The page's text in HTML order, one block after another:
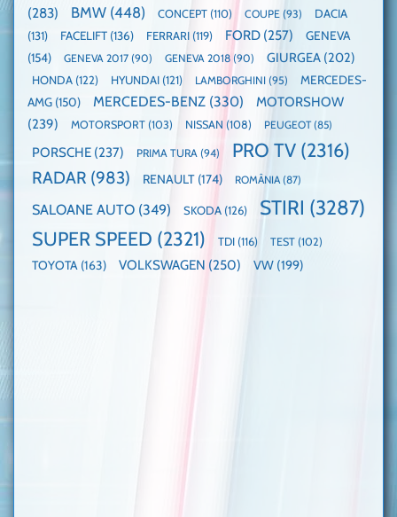
WCOTY
(283)
BMW (448) CONCEPT (110) COUPE (93)
DACIA
(131)
FACELIFT (136) FERRARI (119) FORD (257)
GENEVA
(154)
GENEVA 2017 (90) GENEVA 2018 (90) GIURGEA (202)
HONDA (122) HYUNDAI (121) LAMBORGHINI (95)
MERCEDES-
AMG (150) MERCEDES-BENZ (330)
MOTORSHOW
(239)
MOTORSPORT (103) NISSAN (108) PEUGEOT(85)
PORSCHE (237) PRIMA TURA (94) PRO TV (2316)
RADAR (983) RENAULT (174) ROMÂNIA (87)
SALOANE AUTO (349) SKODA (126) STIRI (3287)
SUPER SPEED (2321) TDI (116) TEST (102)
TOYOTA (163) VOLKSWAGEN (250) VW (199)